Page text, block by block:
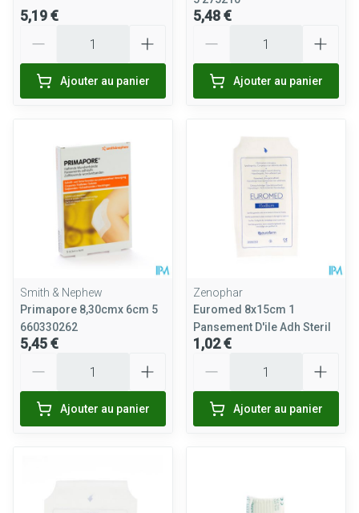
5,19 €
Ajouter au panier
5,48 €
Ajouter au panier
Smith & Nephew
Primapore 8,30cmx 6cm 5
660330262
5,45 €
Ajouter au panier
Zenophar
Euromed 8x15cm 1
Pansement D'ile Adh Steril
1,02 €
Ajouter au panier